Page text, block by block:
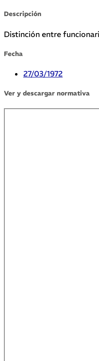
Descripción
Distinción entre
Fecha
27/03/1972
Ver y descargar normativa